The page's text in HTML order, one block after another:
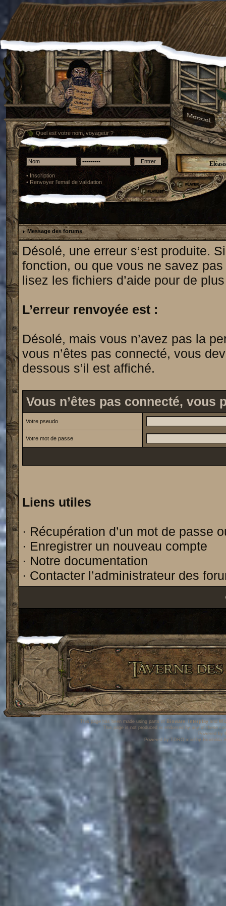
Quel est votre nom, voyageur ?
• Inscription
• Renvoyer l'email de validation
Message des forums
Désolé, une erreur s’est produite.
fonction, ou que vous ne savez
lisez les fichiers d’aide pour de
L’erreur renvoyée est :
Désolé, mais vous n’avez pas la
vous n’êtes pas connecté, vous
dessous s’il est affiché.
Vous n’êtes pas connecté,
Votre pseudo
Votre mot de passe
Liens utiles
· Récupération d’un mot de passe
· Enregistrer un nouveau compte
· Notre documentation
· Contacter l’administrateur des
This page has been made using parts of Bioware, Interplay and
This page is not produced or endorsed by any of these
Powered by
Powered by TDRO mod by Brunhilda